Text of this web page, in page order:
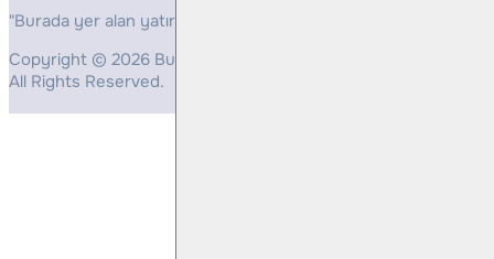
"Burada yer alan yatırım bilgi, yorum ve tavsiyeleri yatırım
Copyright © 2026 Bulls Yatırım Menkul Değerler
All Rights Reserved.